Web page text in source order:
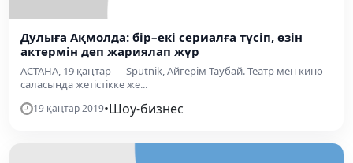
Дулыға Ақмолда: бір–екі сериалға түсіп, өзін
актермін деп жариялап жүр
АСТАНА, 19 қаңтар — Sputnik, Айгерім Таубай. Театр мен кино
саласында жетістікке же...
19 қаңтар 2019•Шоу-бизнес